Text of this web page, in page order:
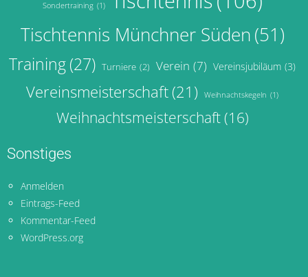
Sondertraining (1)
Tischtennis Münchner Süden(51)
Training(27) Turniere (2) Verein (7) Vereinsjubiläum (3)
Vereinsmeisterschaft (21) Weihnachtskegeln (1)
Weihnachtsmeisterschaft(16)
Sonstiges
Anmelden
Eintrags-Feed
Kommentar-Feed
WordPress.org